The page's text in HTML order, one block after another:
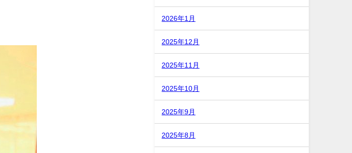
2026年1月
2025年12月
2025年11月
2025年10月
2025年9月
2025年8月